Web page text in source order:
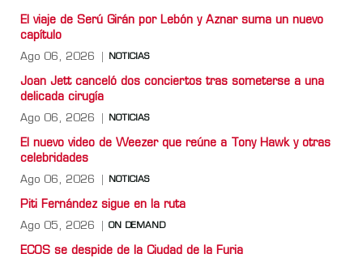
El viaje de Serú Girán por Lebón y Aznar suma un nuevo
capítulo
Ago 06, 2026 NOTICIAS
Joan Jett canceló dos conciertos tras someterse a una
delicada cirugía
Ago 06, 2026 NOTICIAS
El nuevo video de Weezer que reúne a Tony Hawk y otras
celebridades
Ago 06, 2026 NOTICIAS
Piti Fernández sigue en la ruta
Ago 05, 2026 ON DEMAND
ECOS se despide de la Ciudad de la Furia